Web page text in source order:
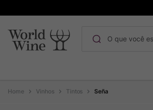
Vinhos Tintos Seña
1º Maçanita